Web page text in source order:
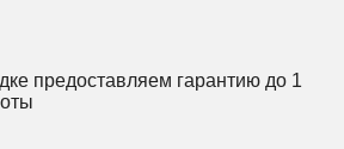
предоставляем гарантию до 1